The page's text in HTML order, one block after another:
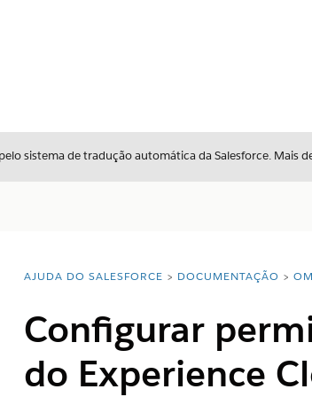
sistema de tradução automática da Salesforce. Mais
índice
Você está aqui:
AJUDA DO SALESFORCE DOCUMENTAÇÃO
Configurar
do Experience